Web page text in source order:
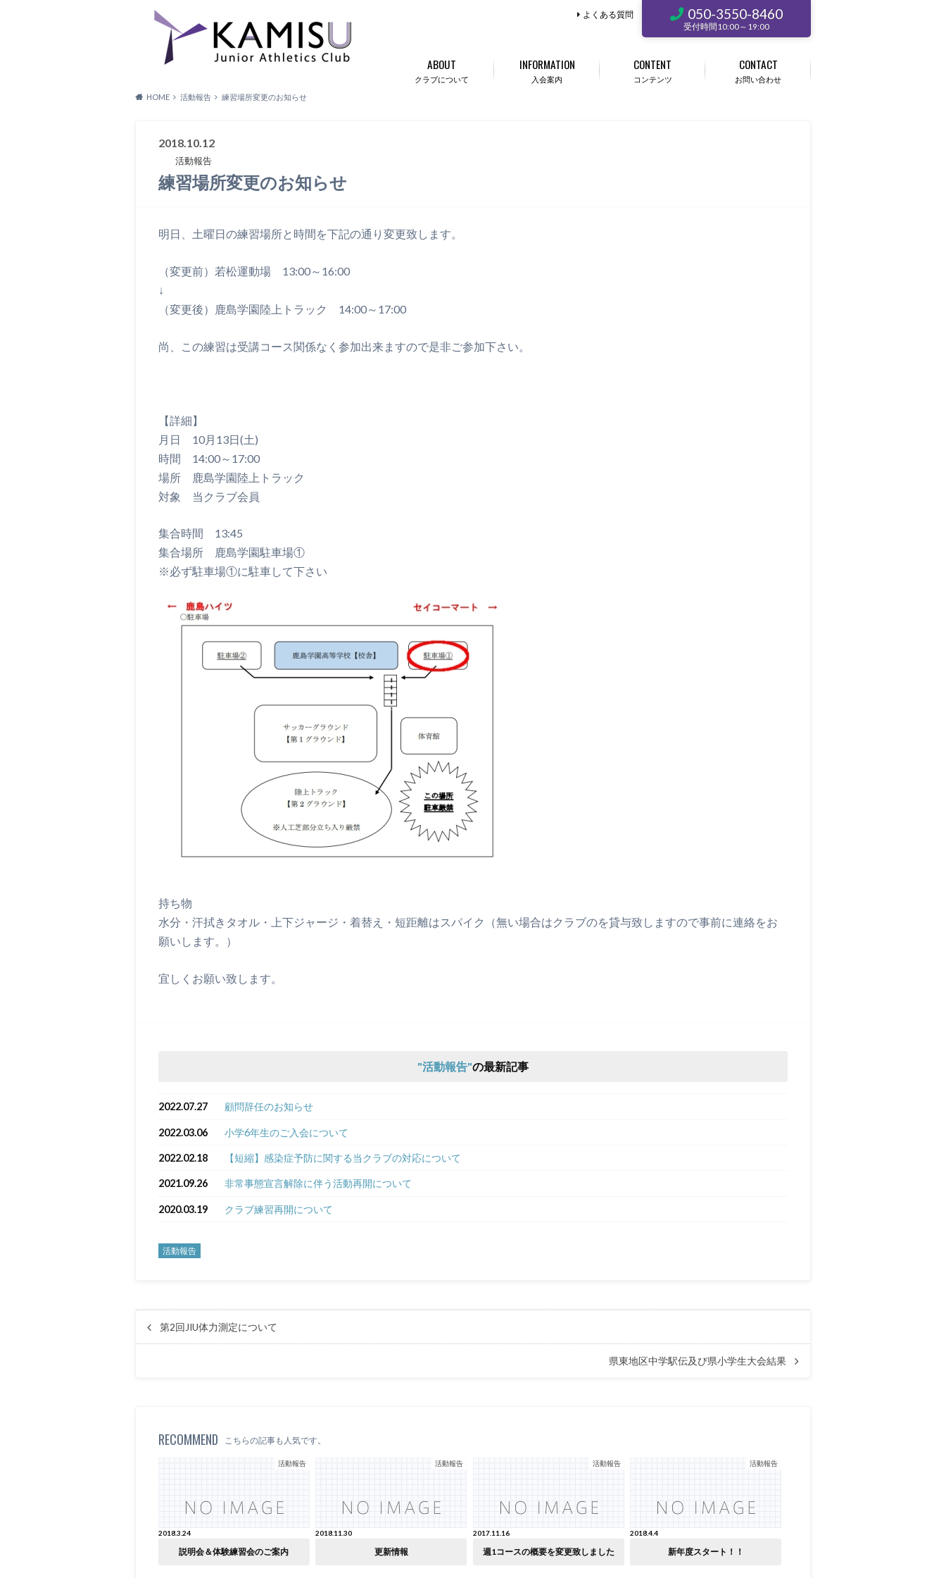
050-3550-8460
受付時間10:00～19:00
よくある質問
クラブについて
ABOUT
入会案内
INFORMATION
コンテンツ
CONTENT
お問い合わせ
CONTACT
HOME 活動報告 練習場所変更のお知らせ
2018.10.12
活動報告
練習場所変更のお知らせ
明日、土曜日の練習場所と時間を下記の通り変更致します。
（変更前）若松運動場 13:00～16:00
↓
（変更後）鹿島学園陸上トラック 14:00～17:00
尚、この練習は受講コース関係なく参加出来ますので是非ご参加下さい。
【詳細】
月日 10月13日(土)
時間 14:00～17:00
場所 鹿島学園陸上トラック
対象 当クラブ会員
集合時間 13:45
集合場所 鹿島学園駐車場①
※必ず駐車場①に駐車して下さい
持ち物
水分・汗拭きタオル・上下ジャージ・着替え・短距離はスパイク（無い場合はクラブのを貸与致しますので事前に連絡をお
願いします。）
宜しくお願い致します。
活動報告 の最新記事
2022.07.27 顧問辞任のお知らせ
2022.03.06 小学6年生のご入会について
2022.02.18 【短縮】感染症予防に関する当クラブの対応について
2021.09.26 非常事態宣言解除に伴う活動再開について
2020.03.19 クラブ練習再開について
活動報告
第2回JIU体力測定について
県東地区中学駅伝及び県小学生大会結果
RECOMMEND こちらの記事も人気です。
活動報告
2018.3.24
説明会＆体験練習会のご案内
活動報告
2018.11.30
更新情報
活動報告
2017.11.16
週1コースの概要を変更致しました
活動報告
2018.4.4
新年度スタート！！